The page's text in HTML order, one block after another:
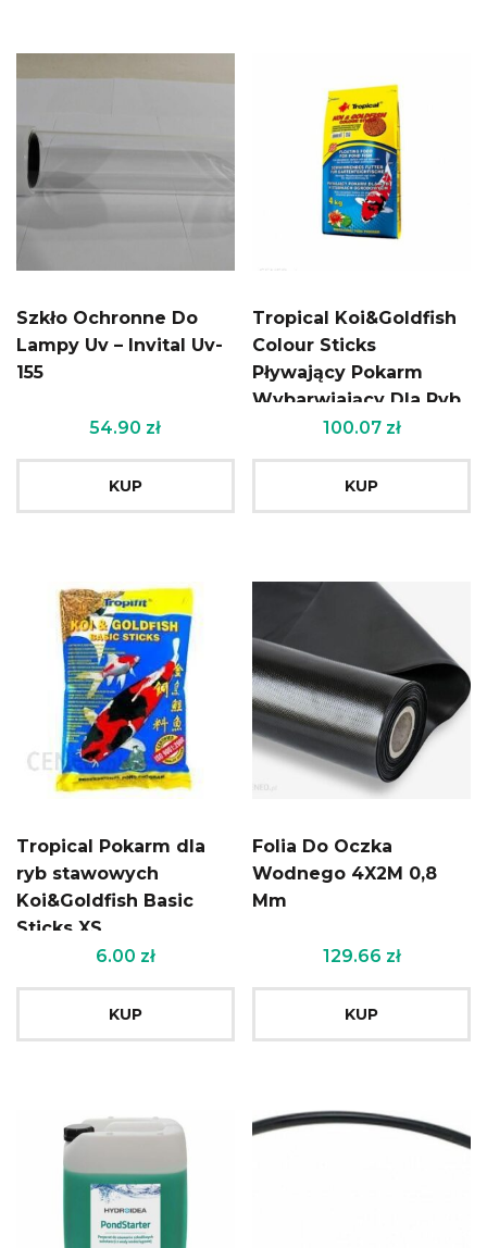
Szkło Ochronne Do
Lampy Uv – Invital Uv-
155
54.90 zł
KUP
Tropical Koi&Goldfish
Colour Sticks
Pływający Pokarm
Wybarwiający Dla Ryb
100.07 zł
KUP
Tropical Pokarm dla
ryb stawowych
Koi&Goldfish Basic
Sticks XS
6.00 zł
KUP
Folia Do Oczka
Wodnego 4X2M 0,8
Mm
129.66 zł
KUP